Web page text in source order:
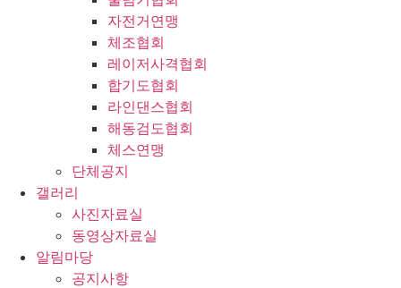
자전거연맹
체조협회
레이저사격협회
합기도협회
라인댄스협회
해동검도협회
체스연맹
단체공지
갤러리
사진자료실
동영상자료실
알림마당
공지사항